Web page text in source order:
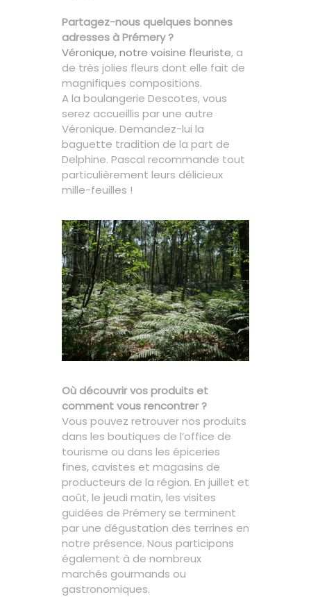
Partagez-nous quelques bonnes
adresses à Prémery ?
Véronique, notre voisine fleuriste, a
de très jolies fleurs dont elle fait de
magnifiques compositions.
A la boulangerie Descotes, vous
serez accueillis par une autre
Véronique. Demandez-lui la
baguette tradition de la part de
Delphine. Pascal recommande tout
particulièrement leurs délicieux
mille-feuilles !
Où découvrir vos produits et
comment vous rencontrer ?
Vous pouvez retrouver nos produits
dans les boutiques de l’office de
tourisme ou dans les épiceries
fines, cavistes et magasins de
producteurs de la région. En juillet et
août, le jeudi matin, les visites
guidées de Prémery se terminent
par une dégustation des terrines en
notre présence. Nous participons
également à de nombreux
marchés gourmands ou
gastronomiques.